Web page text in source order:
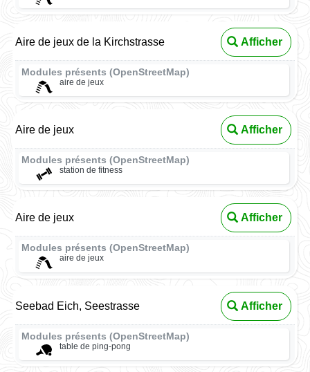
Aire de jeux de la Kirchstrasse Afficher
Modules présents (OpenStreetMap)
aire de jeux
Aire de jeux Afficher
Modules présents (OpenStreetMap)
station de fitness
Aire de jeux Afficher
Modules présents (OpenStreetMap)
aire de jeux
Seebad Eich, Seestrasse Afficher
Modules présents (OpenStreetMap)
table de ping-pong